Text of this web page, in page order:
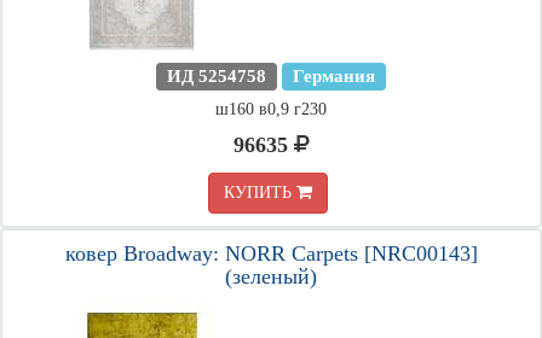
ИД 5254758 Германия
ш160 в0,9 г230
96635
КУПИТЬ
ковер Broadway: NORR Carpets [NRC00143]
(зеленый)